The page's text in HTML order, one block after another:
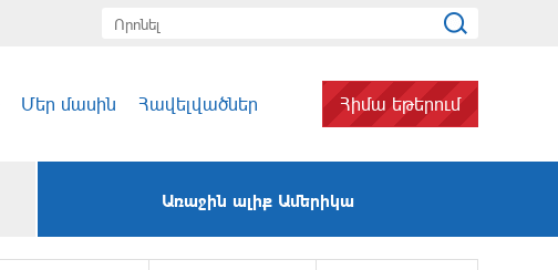
Մեր մասին Հավելվածներ Հիմա եթերում
Առաջին ալիք Ամերիկա